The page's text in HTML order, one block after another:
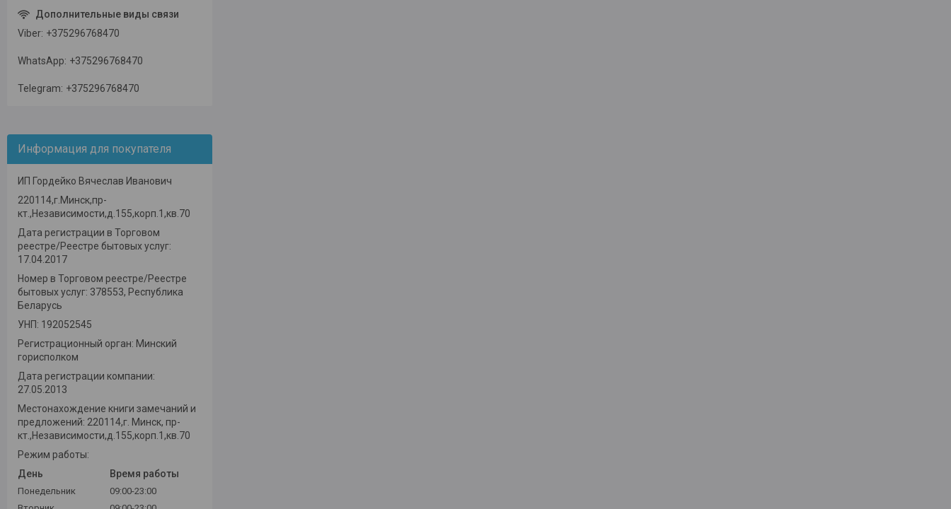
Viber +375296768470
WhatsApp +375296768470
Telegram +375296768470
Информация для покупателя
ИП Гордейко Вячеслав Иванович
220114,г.Минск,пр-
кт.,Независимости,д.155,корп.1,кв.70
Дата регистрации в Торговом
реестре/Реестре бытовых услуг:
17.04.2017
Номер в Торговом реестре/Реестре
бытовых услуг: 378553, Республика
Беларусь
УНП: 192052545
Регистрационный орган: Минский
горисполком
Дата регистрации компании:
27.05.2013
Местонахождение книги замечаний и
предложений: 220114,г. Минск, пр-
кт.,Независимости,д.155,корп.1,кв.70
Режим работы:
День
Время работы
Понедельник
09:00-23:00